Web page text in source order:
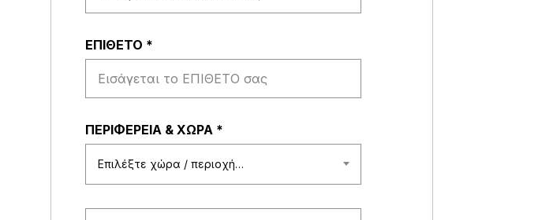
ΕΠΙΘΕΤΟ *
ΠΕΡΙΦΕΡΕΙΑ & ΧΩΡΑ *
Επιλέξτε χώρα / περιοχή…